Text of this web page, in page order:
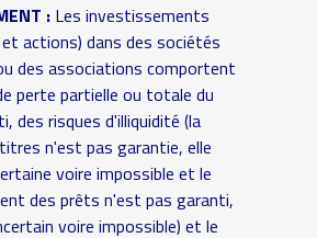
:Les investissements
actions) dans des sociétés
des associations comportent
perte partielle ou totale du
des risques d'illiquidité (la
n'est pas garantie, elle
voire impossible et le
des prêts n'est pas garanti,
voire impossible) et le